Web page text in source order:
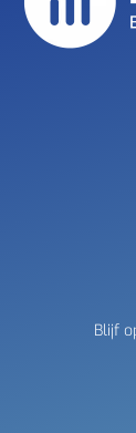
Blijf